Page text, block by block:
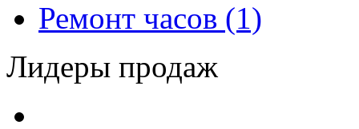
Ремонт часов (1)
Лидеры продаж